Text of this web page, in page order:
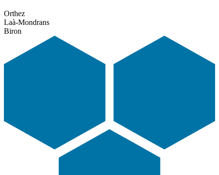
Orthez
Laà-Mondrans
Biron